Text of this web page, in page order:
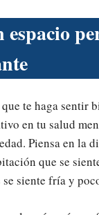
espacio
te haga sentir
en tu salud
Piensa en la
que se
siente fría y